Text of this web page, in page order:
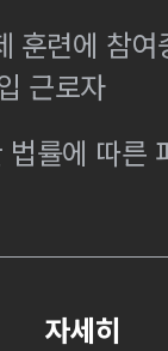
훈련에 참
근로자
률에 따른
자세히